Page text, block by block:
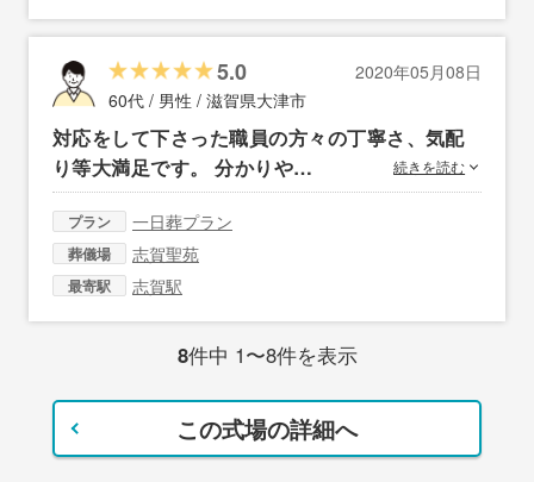
5.0
2020年05月08日
60代 / 男性 / 滋賀県大津市
対応をして下さった職員の方々の丁寧さ、気配
り等大満足です。 分かりや…
続きを読む
プラン 一日葬プラン
葬儀場 志賀聖苑
最寄駅 志賀駅
8件中 1〜8件を表示
この式場の詳細へ